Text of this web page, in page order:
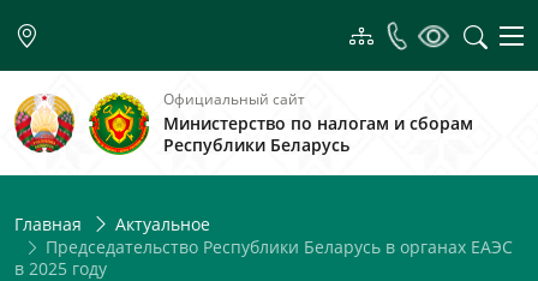
Официальный сайт
Министерство по налогам и сборам
Республики Беларусь
Главная
Актуальное
Председательство Республики Беларусь в органах ЕАЭС
в 2025 году